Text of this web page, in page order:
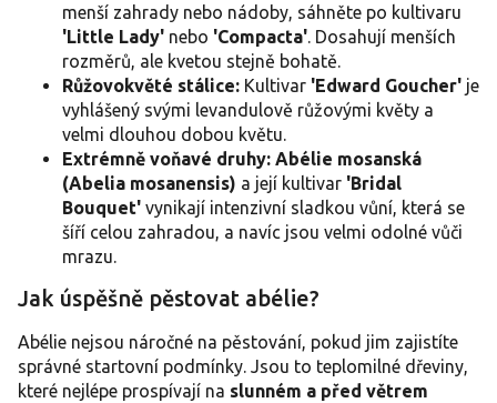
menší zahrady nebo nádoby, sáhněte po kultivaru
'Little Lady' nebo 'Compacta'. Dosahují menších
rozměrů, ale kvetou stejně bohatě.
Růžovokvěté stálice: Kultivar 'Edward Goucher' je
vyhlášený svými levandulově růžovými květy a
velmi dlouhou dobou květu.
Extrémně voňavé druhy: Abélie mosanská
(Abelia mosanensis) a její kultivar 'Bridal
Bouquet' vynikají intenzivní sladkou vůní, která se
šíří celou zahradou, a navíc jsou velmi odolné vůči
mrazu.
Jak úspěšně pěstovat abélie?
Abélie nejsou náročné na pěstování, pokud jim zajistíte
správné startovní podmínky. Jsou to teplomilné dřeviny,
které nejlépe prospívají na slunném a před větrem